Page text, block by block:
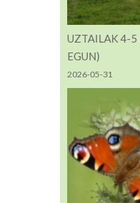
UZTAILAK 4-5
EGUN)
2026-05-31